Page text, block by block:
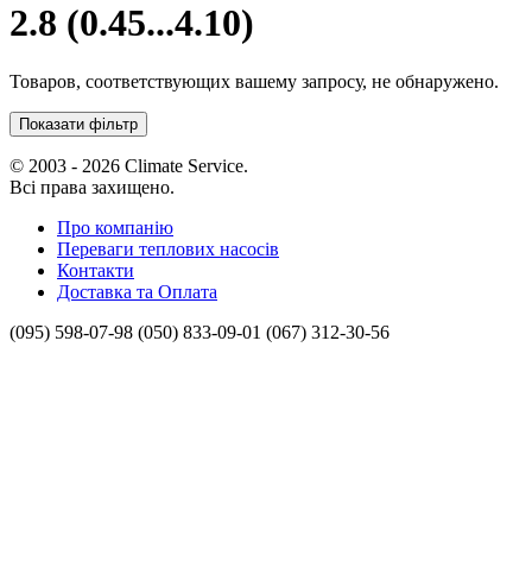
2.8 (0.45...4.10)
Товаров, соответствующих вашему запросу, не обнаружено.
Показати фільтр
© 2003 - 2026 Climate Service.
Всі права захищено.
Про компанію
Переваги теплових насосів
Контакти
Доставка та Оплата
(095) 598-07-98 (050) 833-09-01 (067) 312-30-56